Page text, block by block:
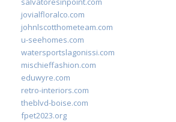
jovialfloralco.com
johnlscotthometeam.com
u-seehomes.com
watersportslagonissi.com
mischieffashion.com
eduwyre.com
retro-interiors.com
theblvd-boise.com
fpet2023.org